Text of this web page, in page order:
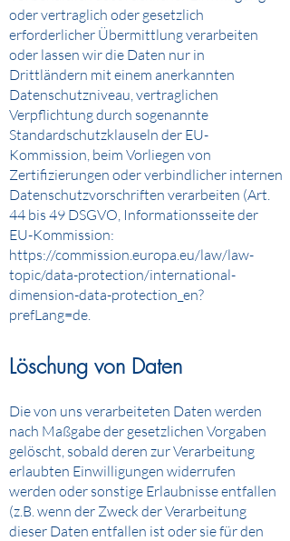
oder vertraglich oder gesetzlich
erforderlicher Übermittlung verarbeiten
oder lassen wir die Daten nur in
Drittländern mit einem anerkannten
Datenschutzniveau, vertraglichen
Verpflichtung durch sogenannte
Standardschutzklauseln der EU-
Kommission, beim Vorliegen von
Zertifizierungen oder verbindlicher internen
Datenschutzvorschriften verarbeiten (Art.
44 bis 49 DSGVO, Informationsseite der
EU-Kommission:
https://commission.europa.eu/law/law-
topic/data-protection/international-
dimension-data-protection_en?
prefLang=de.
Löschung von Daten
Die von uns verarbeiteten Daten werden
nach Maßgabe der gesetzlichen Vorgaben
gelöscht, sobald deren zur Verarbeitung
erlaubten Einwilligungen widerrufen
werden oder sonstige Erlaubnisse entfallen
(z.B. wenn der Zweck der Verarbeitung
dieser Daten entfallen ist oder sie für den